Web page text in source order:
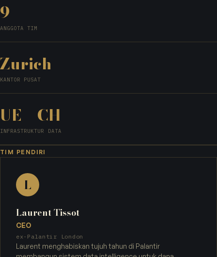
9
ANGGOTA TIM
Zurich
KANTOR PUSAT
UE + CH
INFRASTRUKTUR DATA
TIM PENDIRI
L
Laurent Tissot
CEO
ex-Palantir London
Laurent menghabiskan tujuh tahun di Palantir